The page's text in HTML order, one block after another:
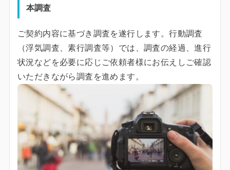
本調査
ご契約内容に基づき調査を遂行します。行動調査
（浮気調査、素行調査等）では、調査の経過、進行
状況などを必要に応じご依頼者様にお伝えしご確認
いただきながら調査を進めます。